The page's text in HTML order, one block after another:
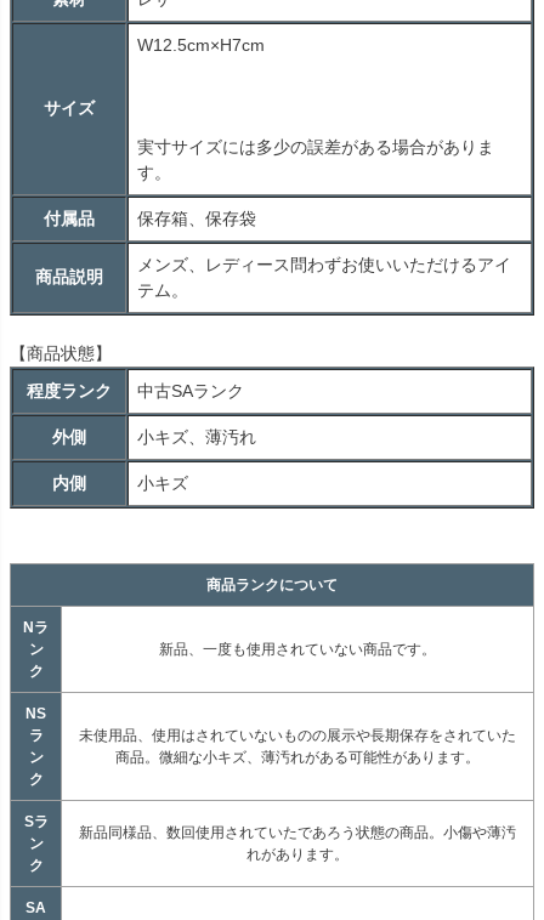
サイズ
W12.5cm×H7cm
実寸サイズには多少の誤差がある場合がありま
す。
付属品 保存箱、保存袋
商品説明
メンズ、レディース問わずお使いいただけるアイ
テム。
【商品状態】
程度ランク
中古SAランク
外側 小キズ、薄汚れ
内側 小キズ
商品ランクについて
Nラ
ン
ク
新品、一度も使用されていない商品です。
NS
ラ
ン
ク
未使用品、使用はされていないものの展示や長期保存をされていた
商品。微細な小キズ、薄汚れがある可能性があります。
Sラ
ン
ク
新品同様品、数回使用されていたであろう状態の商品。小傷や薄汚
れがあります。
SA